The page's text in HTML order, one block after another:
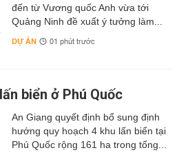
đến từ Vương quốc Anh vừa tới
Quảng Ninh đề xuất ý tưởng làm...
DỰ ÁN 01 phút trước
biển ở Phú Quốc
An Giang quyết định bổ sung định
hướng quy hoạch 4 khu lấn biển tại
Phú Quốc rộng 161 ha trong tổng...